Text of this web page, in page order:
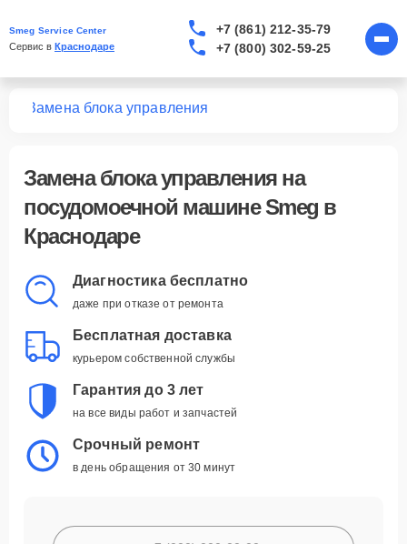
Smeg Service Center
Сервис в Краснодаре
+7 (861) 212-35-79
+7 (800) 302-59-25
Замена блока управления
Замена блока управленияна
посудомоечной машине Smeg в
Краснодаре
Диагностика бесплатно
даже при отказе от ремонта
Бесплатная доставка
курьером собственной службы
Гарантия до 3 лет
на все виды работ и запчастей
Срочный ремонт
в день обращения от 30 минут